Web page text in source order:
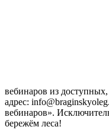
вебинаров из
адрес:
вебинаров».
бережём леса!